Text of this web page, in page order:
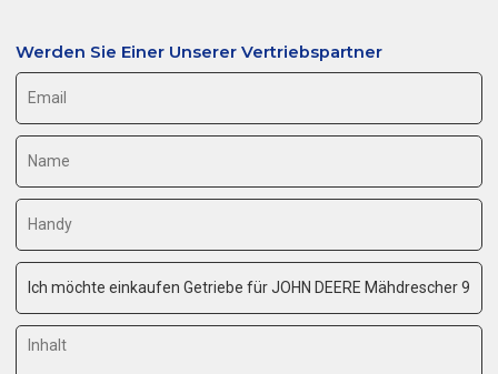
Werden Sie Einer Unserer Vertriebspartner